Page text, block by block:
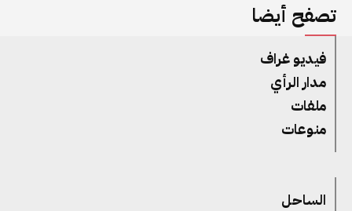
تصفح أيضا
فيديو غراف
مدار الرأي
ملفات
منوعات
الساحل